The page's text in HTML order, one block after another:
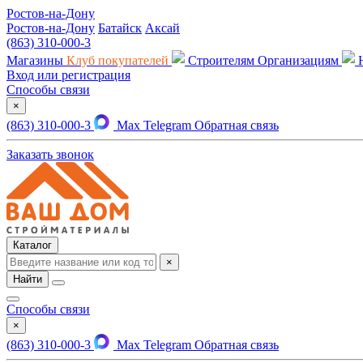
Ростов-на-Дону
Ростов-на-Дону Батайск Аксай
(863) 310-000-3
Магазины Клуб покупателей Строителям Организациям
Вход или регистрация
Способы связи
×
(863) 310-000-3 Max Telegram Обратная связь
Заказать звонок
Каталог
×
Найти
Способы связи
×
(863) 310-000-3 Max Telegram Обратная связь